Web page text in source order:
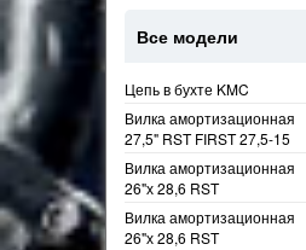
Все модели
Цепь в бухте KMC
Вилка амортизационная
27,5" RST FIRST 27,5-15
Вилка амортизационная
26"х 28,6 RST
Вилка амортизационная
26"х 28,6 RST